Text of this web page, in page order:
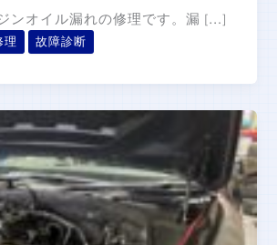
ンオイル漏れの修理です。漏 […]
理 故障診断